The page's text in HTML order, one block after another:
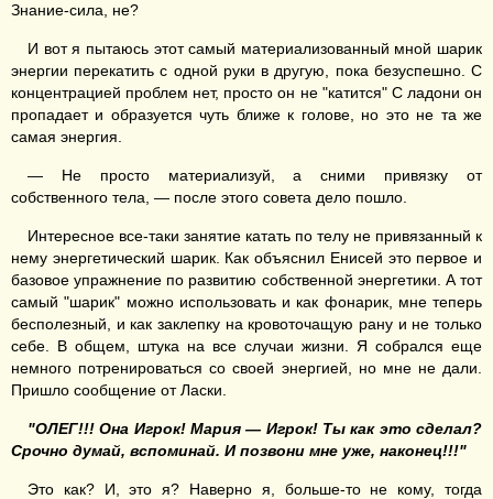
Знание-сила, не?
И вот я пытаюсь этот самый материализованный мной шарик
энергии перекатить с одной руки в другую, пока безуспешно. С
концентрацией проблем нет, просто он не "катится" С ладони он
пропадает и образуется чуть ближе к голове, но это не та же
самая энергия.
— Не просто материализуй, а сними привязку от
собственного тела, — после этого совета дело пошло.
Интересное все-таки занятие катать по телу не привязанный к
нему энергетический шарик. Как объяснил Енисей это первое и
базовое упражнение по развитию собственной энергетики. А тот
самый "шарик" можно использовать и как фонарик, мне теперь
бесполезный, и как заклепку на кровоточащую рану и не только
себе. В общем, штука на все случаи жизни. Я собрался еще
немного потренироваться со своей энергией, но мне не дали.
Пришло сообщение от Ласки.
"ОЛЕГ!!! Она Игрок! Мария — Игрок! Ты как это сделал?
Срочно думай, вспоминай. И позвони мне уже, наконец!!!"
Это как? И, это я? Наверно я, больше-то не кому, тогда